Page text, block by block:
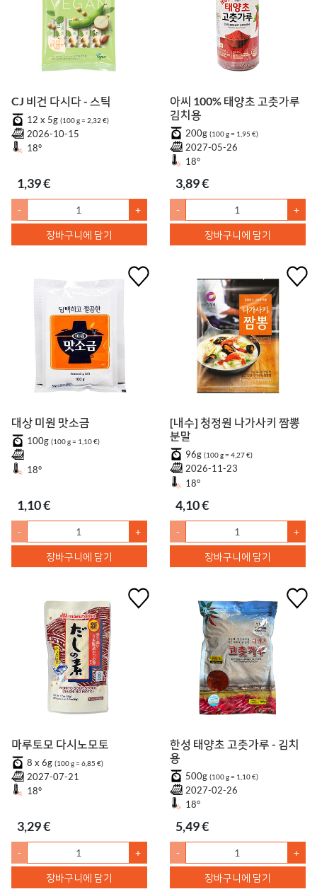
CJ 비건 다시다 - 스틱
12 x 5g (100 g = 2,32 €)
2026-10-15
18°
1,39 €
- +
장바구니에 담기
아씨 100% 태양초 고춧가루
김치용
200g (100 g = 1,95 €)
2027-05-26
18°
3,89 €
- +
장바구니에 담기
대상 미원 맛소금
100g (100 g = 1,10 €)
18°
1,10 €
- +
장바구니에 담기
[내수] 청정원 나가사키 짬뽕
분말
96g (100 g = 4,27 €)
2026-11-23
18°
4,10 €
- +
장바구니에 담기
마루토모 다시노모토
8 x 6g (100 g = 6,85 €)
2027-07-21
18°
3,29 €
- +
장바구니에 담기
한성 태양초 고춧가루 - 김치
용
500g (100 g = 1,10 €)
2027-02-26
18°
5,49 €
- +
장바구니에 담기